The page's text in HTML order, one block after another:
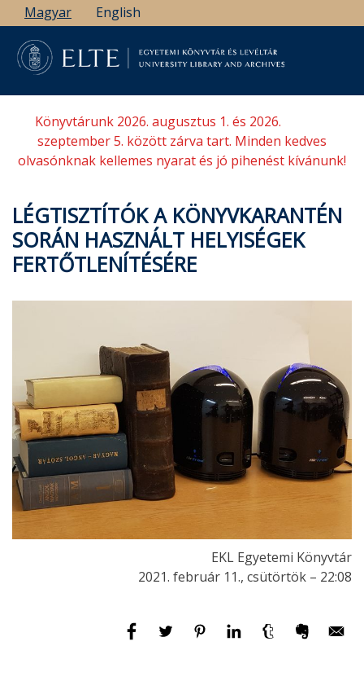
Ugrás
a
tartalomra
Magyar English
Könyvtárunk 2026. augusztus 1. és 2026.
szeptember 5. között zárva tart. Minden kedves
olvasónknak kellemes nyarat és jó pihenést kívánunk!
LÉGTISZTÍTÓK A KÖNYVKARANTÉN
SORÁN HASZNÁLT HELYISÉGEK
FERTŐTLENÍTÉSÉRE
EKL Egyetemi Könyvtár
2021. február 11., csütörtök – 22:08